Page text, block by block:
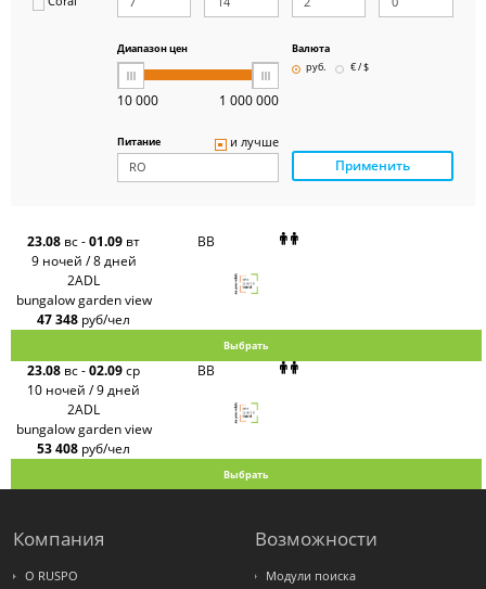
Alean
Sunmar
PlanTravel
FUN&SUN
ex TUI
Крымская
Волна
Russian
Интурист
Travelata
Диапазон цен
10 000 1 000 000
Валюта
руб.
€ / $
Питание и лучше
Применить
23.08 вс-01.09 вт
9 ночей / 8 дней
BB
2ADL
bungalow garden view
47 348 руб/чел
Выбрать
23.08 вс-02.09ср
10 ночей / 9 дней
BB
2ADL
bungalow garden view
53 408 руб/чел
Выбрать
Компания
О RUSPO
Возможности
Модули поиска